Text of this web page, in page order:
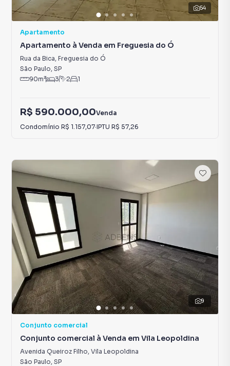
54
Apartamento
Apartamento à Venda em Freguesia do Ó
Rua da Bica, Freguesia do Ó
São Paulo, SP
90m² 3 2 1
R$ 590.000,00Venda
Condomínio R$ 1.157,07·IPTU R$ 57,26
9
Conjunto comercial
Conjunto comercial à Venda em Vila Leopoldina
Avenida Queiroz Filho, Vila Leopoldina
São Paulo, SP